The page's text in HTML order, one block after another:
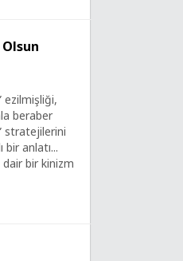
ezilmişliği,
beraber
stratejilerini
bir anlatı...
dair bir kinizm